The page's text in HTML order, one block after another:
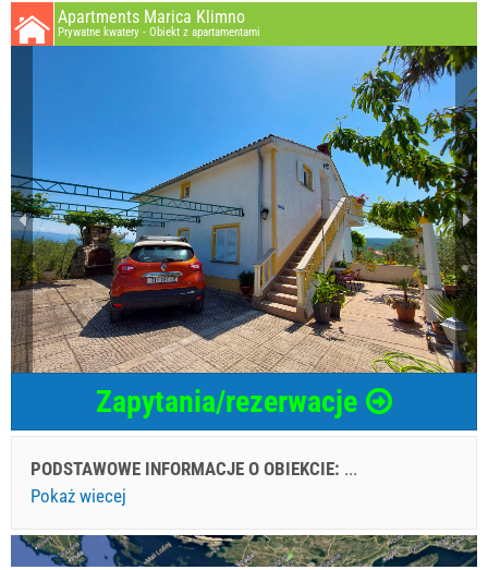
Apartments Marica Klimno
Prywatne kwatery - Obiekt z apartamentami
Zapytania/rezerwacje
PODSTAWOWE INFORMACJE O OBIEKCIE: ...
Pokaż wiecej